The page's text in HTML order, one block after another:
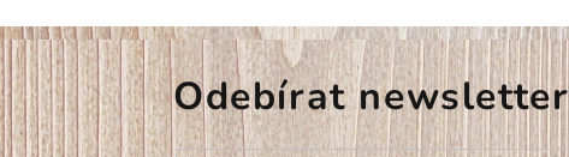
Odebírat newsletter